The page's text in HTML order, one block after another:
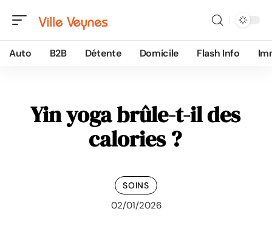
Auto B2B Détente Domicile Flash Info
Yin yoga brûle-t-il des
calories ?
SOINS
02/01/2026